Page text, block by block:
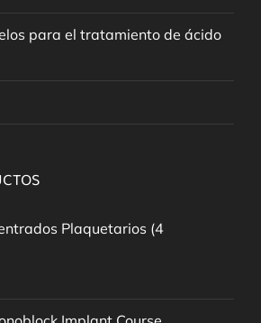
para el tratamiento de ácido
Plaquetarios (4